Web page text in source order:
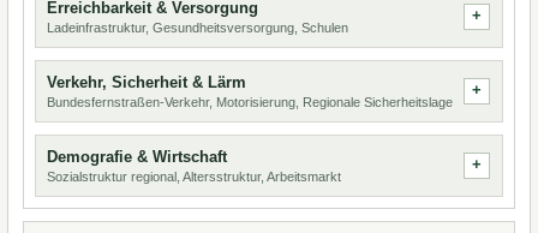
Erreichbarkeit & Versorgung
Ladeinfrastruktur, Gesundheitsversorgung, Schulen
Verkehr, Sicherheit & Lärm
Bundesfernstraßen-Verkehr, Motorisierung, Regionale Sicherheitslage
Demografie & Wirtschaft
Sozialstruktur regional, Altersstruktur, Arbeitsmarkt